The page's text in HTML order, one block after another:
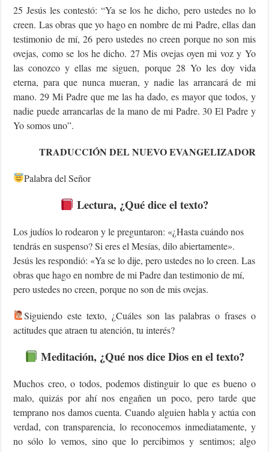
25 Jesús les contestó: “Ya se los he dicho, pero ustedes no lo
creen. Las obras que yo hago en nombre de mi Padre, ellas dan
testimonio de mí, 26 pero ustedes no creen porque no son mis
ovejas, como se los he dicho. 27 Mis ovejas oyen mi voz y Yo
las conozco y ellas me siguen, porque 28 Yo les doy vida
eterna, para que nunca mueran, y nadie las arrancará de mi
mano. 29 Mi Padre que me las ha dado, es mayor que todos, y
nadie puede arrancarlas de la mano de mi Padre. 30 El Padre y
Yo somos uno”.
TRADUCCIÓN DEL NUEVO EVANGELIZADOR
Palabra del Señor
Lectura, ¿Qué dice el texto?
Los judíos lo rodearon y le preguntaron: «¿Hasta cuándo nos
tendrás en suspenso? Si eres el Mesías, dilo abiertamente».
Jesús les respondió: «Ya se lo dije, pero ustedes no lo creen. Las
obras que hago en nombre de mi Padre dan testimonio de mí,
pero ustedes no creen, porque no son de mis ovejas.
Siguiendo este texto, ¿Cuáles son las palabras o frases o
actitudes que atraen tu atención, tu interés?
Meditación, ¿Qué nos dice Dios en el texto?
Muchos creo, o todos, podemos distinguir lo que es bueno o
malo, quizás por ahí nos engañen un poco, pero tarde que
temprano nos damos cuenta. Cuando alguien habla y actúa con
verdad, con transparencia, lo reconocemos inmediatamente, y
no sólo lo vemos, sino que lo percibimos y sentimos; algo